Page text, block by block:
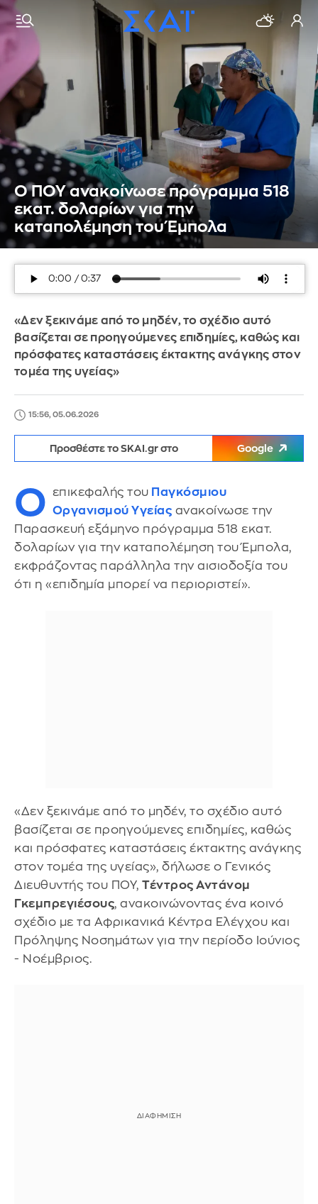
Ο ΠΟΥ ανακοίνωσε πρόγραμμα 518
εκατ. δολαρίων για την
καταπολέμηση του Έμπολα
«Δεν ξεκινάμε από το μηδέν, το σχέδιο αυτό
βασίζεται σε προηγούμενες επιδημίες, καθώς και
πρόσφατες καταστάσεις έκτακτης ανάγκης στον
τομέα της υγείας»
15:56, 05.06.2026
Προσθέστε το SKAI.gr στο Google
Ο επικεφαλής του Παγκόσμιου
Οργανισμού Υγείας ανακοίνωσε την
Παρασκευή εξάμηνο πρόγραμμα 518 εκατ.
δολαρίων για την καταπολέμηση του Έμπολα,
εκφράζοντας παράλληλα την αισιοδοξία του
ότι η «επιδημία μπορεί να περιοριστεί».
«Δεν ξεκινάμε από το μηδέν, το σχέδιο αυτό
βασίζεται σε προηγούμενες επιδημίες, καθώς
και πρόσφατες καταστάσεις έκτακτης ανάγκης
στον τομέα της υγείας», δήλωσε ο Γενικός
Διευθυντής του ΠΟΥ, Τέντρος Αντάνομ
Γκεμπρεγιέσους, ανακοινώνοντας ένα κοινό
σχέδιο με τα Αφρικανικά Κέντρα Ελέγχου και
Πρόληψης Νοσημάτων για την περίοδο Ιούνιος
- Νοέμβριος.